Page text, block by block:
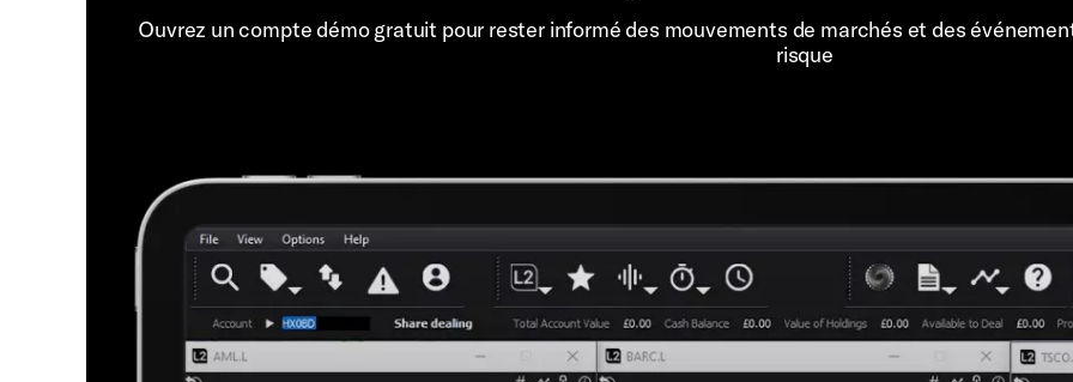
Ouvrez un compte démo gratuit pour rester informé des mouvements de marchés et des
risque